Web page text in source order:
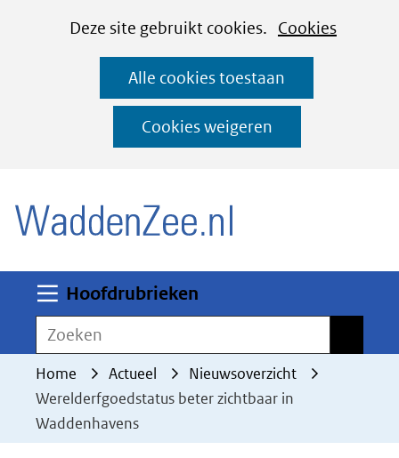
CookiesDeze site gebruikt cookies. Cookies
deze
worden
toegestaan
geweigerd.
Alle cookies toestaan
Cookies weigeren
Ga
naar
de
inhoud
Hoofdrubrieken
Zoeken
Home Actueel
Nieuwsoverzicht
Werelderfgoedstatus beter zichtbaar in
Waddenhavens